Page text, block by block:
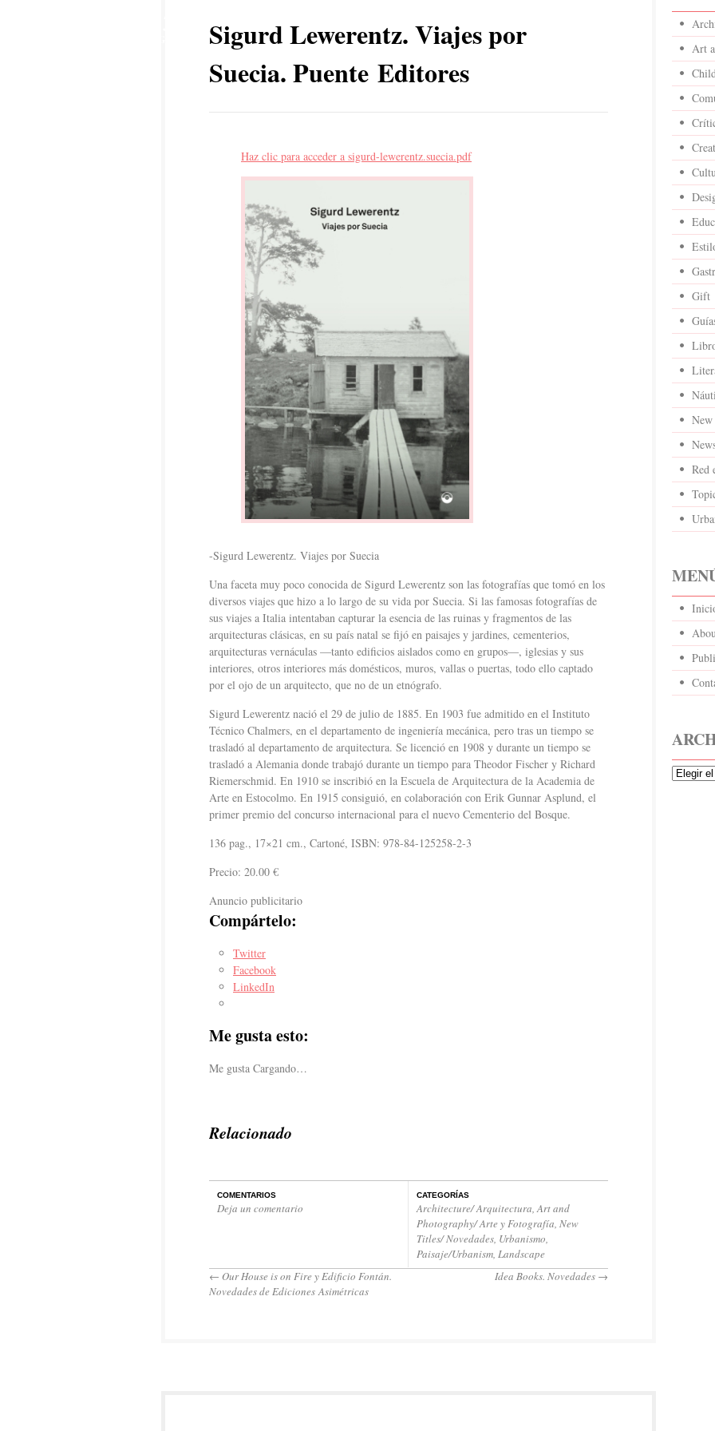
Sigurd Lewerentz. Viajes por
Suecia. Puente Editores
Haz clic para acceder a sigurd-lewerentz.suecia.pdf
-Sigurd Lewerentz. Viajes por Suecia
Una faceta muy poco conocida de Sigurd Lewerentz son las fotografías que tomó en los
diversos viajes que hizo a lo largo de su vida por Suecia. Si las famosas fotografías de
sus viajes a Italia intentaban capturar la esencia de las ruinas y fragmentos de las
arquitecturas clásicas, en su país natal se fijó en paisajes y jardines, cementerios,
arquitecturas vernáculas —tanto edificios aislados como en grupos—, iglesias y sus
interiores, otros interiores más domésticos, muros, vallas o puertas, todo ello captado
por el ojo de un arquitecto, que no de un etnógrafo.
Sigurd Lewerentz nació el 29 de julio de 1885. En 1903 fue admitido en el Instituto
Técnico Chalmers, en el departamento de ingeniería mecánica, pero tras un tiempo se
trasladó al departamento de arquitectura. Se licenció en 1908 y durante un tiempo se
trasladó a Alemania donde trabajó durante un tiempo para Theodor Fischer y Richard
Riemerschmid.​ En 1910 se inscribió en la Escuela de Arquitectura de la Academia de
Arte en Estocolmo. En 1915 consiguió, en colaboración con Erik Gunnar Asplund, el
primer premio del concurso internacional para el nuevo Cementerio del Bosque.
136 pag., 17×21 cm., Cartoné, ISBN: 978-84-125258-2-3
Precio: 20.00 €
Anuncio publicitario
Compártelo:
Twitter
Facebook
LinkedIn
Me gusta esto:
Me gusta Cargando…
Relacionado
COMENTARIOS
Deja un comentario
CATEGORÍAS
Architecture/ Arquitectura,Art and
Photography/ Arte y Fotografía, New
Titles/ Novedades, Urbanismo,
Paisaje/Urbanism, Landscape
← Our House is on Fire y Edificio Fontán.
Novedades de Ediciones Asimétricas
Idea Books. Novedades →
Art
Gift
New
Red